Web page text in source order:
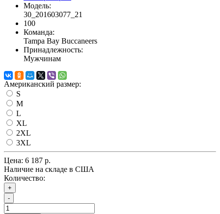
Модель:
30_201603077_21
100
Команда:
Tampa Bay Buccaneers
Принадлежность:
Мужчинам
Американский размер:
S
M
L
XL
2XL
3XL
Цена: 6 187 р.
Наличие на складе в США
Количество:
+
-